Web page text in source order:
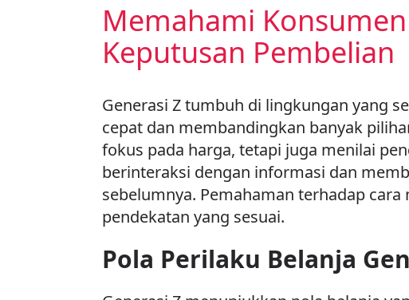
Memahami
Keputusan Pembelian
Generasi Z tumbuh di lingkungan yang
cepat dan membandingkan banyak
fokus pada harga, tetapi juga menilai
berinteraksi dengan informasi dan
sebelumnya. Pemahaman terhadap
pendekatan yang sesuai.
Pola Perilaku Belanja